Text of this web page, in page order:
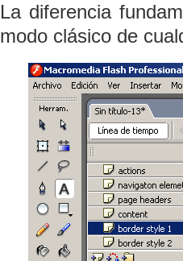
La diferencia
modo clásico de